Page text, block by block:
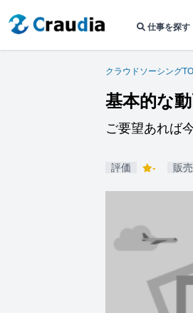
仕事を探す
クラウドソーシング
基本的な
ご要望あれば
評価 - 販